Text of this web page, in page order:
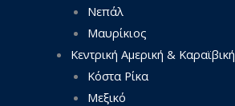
Νεπάλ
Μαυρίκιος
Κεντρική Αμερική & Καραϊβική
Κόστα Ρίκα
Μεξικό